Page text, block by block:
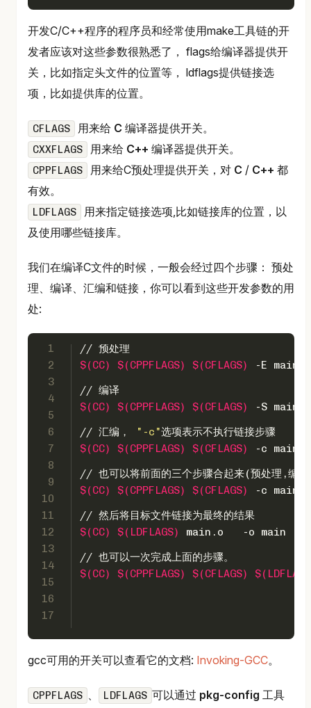
开发C/C++程序的程序员和经常使用make工具链的开
发者应该对这些参数很熟悉了， flags给编译器提供开
关，比如指定头文件的位置等， ldflags提供链接选
项，比如提供库的位置。
CFLAGS 用来给 C 编译器提供开关。
CXXFLAGS 用来给 C++ 编译器提供开关。
CPPFLAGS 用来给C预处理提供开关，对 C / C++ 都
有效。
LDFLAGS
用来指定链接选项,比如链接库的位置，以
及使用哪些链接库。
我们在编译C文件的时候，一般会经过四个步骤： 预处
理、编译、汇编和链接，你可以看到这些开发参数的用
处:
1
2
3
4
5
6
7
8
9
10
11
12
13
14
15
16
17
// 预处理
$(CC)
$(CPPFLAGS) $(CFLAGS)
-E
// 编译
$(CC)
$(CPPFLAGS) $(CFLAGS)
-S
// 汇编，
"-c"选项表示不执行链接步骤
$(CC)
$(CPPFLAGS) $(CFLAGS)
-c
// 也可以将前面的三个步骤合起来(预处理,编
$(CC)
$(CPPFLAGS) $(CFLAGS)
-c
// 然后将目标文件链接为最终的结果
$(CC)
$(LDFLAGS)
main.o   -o main
// 也可以一次完成上面的步骤。
$(CC)
$(CPPFLAGS) $(CFLAGS)
gcc可用的开关可以查看它的文档: Invoking-GCC。
CPPFLAGS 、 LDFLAGS 可以通过 pkg-config 工具